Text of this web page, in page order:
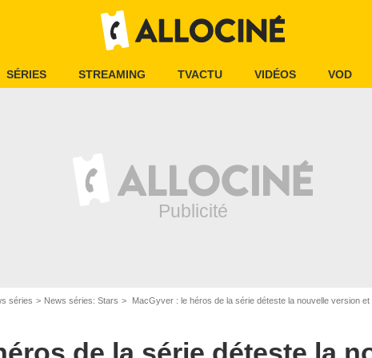
SÉRIES STREAMING TVACTU VIDÉOS VOD
séries News séries: Stars MacGyver : le héros de la série déteste la nouvelle version et